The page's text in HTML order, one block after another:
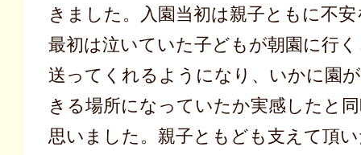
きました。入園当初は親子ともに不
最初は泣いていた子どもが朝園に行
送ってくれるようになり、いかに園
きる場所になっていたか実感したと
思いました。親子ともども支えて頂